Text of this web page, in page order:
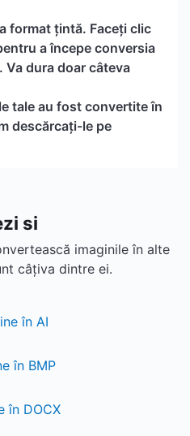
format țintă. Faceți clic
a începe conversia
Va dura doar câteva
tale au fost convertite în
descărcați-le pe
si
imaginile în alte
câțiva dintre ei.
în AI
în BMP
în DOCX